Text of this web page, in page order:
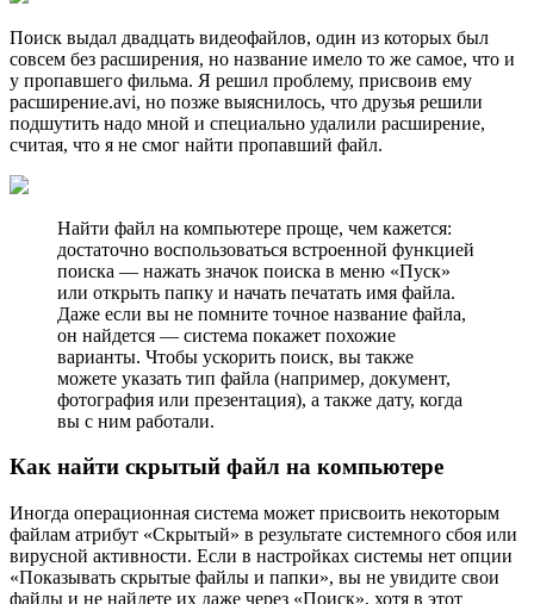
Поиск выдал двадцать видеофайлов, один из которых был
совсем без расширения, но название имело то же самое, что и
у пропавшего фильма. Я решил проблему, присвоив ему
расширение.avi, но позже выяснилось, что друзья решили
подшутить надо мной и специально удалили расширение,
считая, что я не смог найти пропавший файл.
Найти файл на компьютере проще, чем кажется:
достаточно воспользоваться встроенной функцией
поиска — нажать значок поиска в меню «Пуск»
или открыть папку и начать печатать имя файла.
Даже если вы не помните точное название файла,
он найдется — система покажет похожие
варианты. Чтобы ускорить поиск, вы также
можете указать тип файла (например, документ,
фотография или презентация), а также дату, когда
вы с ним работали.
Как найти скрытый файл на компьютере
Иногда операционная система может присвоить некоторым
файлам атрибут «Скрытый» в результате системного сбоя или
вирусной активности. Если в настройках системы нет опции
«Показывать скрытые файлы и папки», вы не увидите свои
файлы и не найдете их даже через «Поиск», хотя в этот